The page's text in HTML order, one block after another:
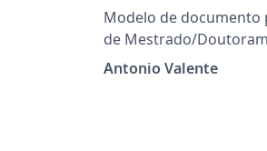
Modelo de documento
de Mestrado/
Electrotecnica e de
Antonio Valente